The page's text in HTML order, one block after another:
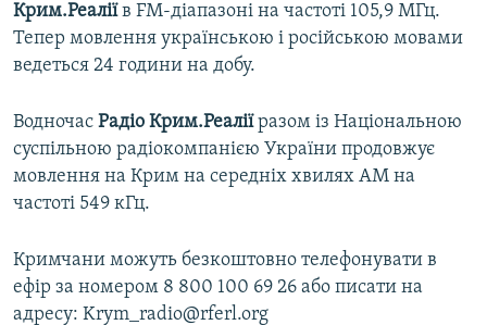
Крим.Реаліїв FM-діапазоні на частоті 105,9 МГц.
Тепер мовлення українською і російською мовами
ведеться 24 години на добу.
Водночас Радіо Крим.Реаліїразом із Національною
суспільною радіокомпанією України продовжує
мовлення на Крим на середніх хвилях АМ на
частоті 549 кГц.
Кримчани можуть безкоштовно телефонувати в
ефір за номером 8 800 100 69 26 або писати на
адресу: Krym_radio@rferl.org